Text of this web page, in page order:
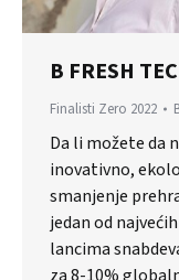
B FRESH
Finalisti Zero 2022
Da li možete da
inovativno,
smanjenje
jedan od
lancima